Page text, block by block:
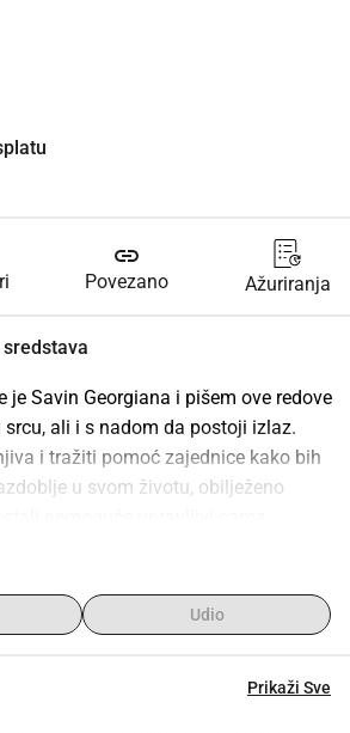
link
Povezano Ažuriranja
je Savin Georgiana i pišem ove redove
ali i s nadom da postoji izlaz.
i tražiti pomoć zajednice kako bih
u svom životu, obilježeno
u kojem sam pokušavala podržati
je utjecati na moje mentalno
funkcioniranja iz dana u dan.
imamo mnogo mjesečnih
Udio
Prikaži Sve